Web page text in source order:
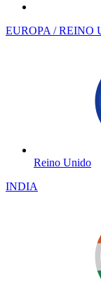
EUROPA / REINO
Reino Unido
INDIA